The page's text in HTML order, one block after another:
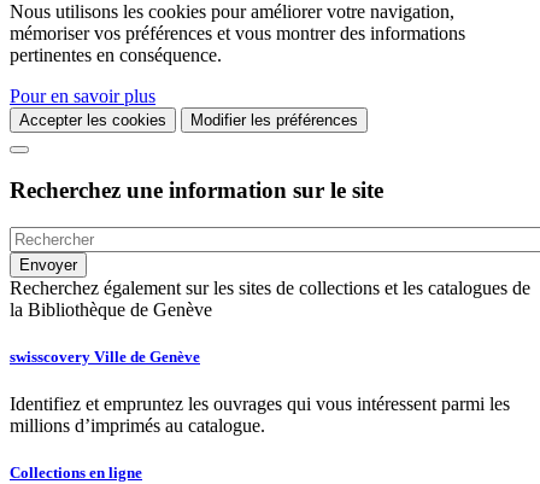
Nous utilisons les cookies pour améliorer votre navigation,
mémoriser vos préférences et vous montrer des informations
pertinentes en conséquence.
Pour en savoir plus
Accepter les cookies Modifier les préférences
Recherchez une information sur le site
Recherchez également sur les sites de collections et les catalogues de
la Bibliothèque de Genève
swisscovery Ville de Genève
Identifiez et empruntez les ouvrages qui vous intéressent parmi les
millions d’imprimés au catalogue.
Collections en ligne